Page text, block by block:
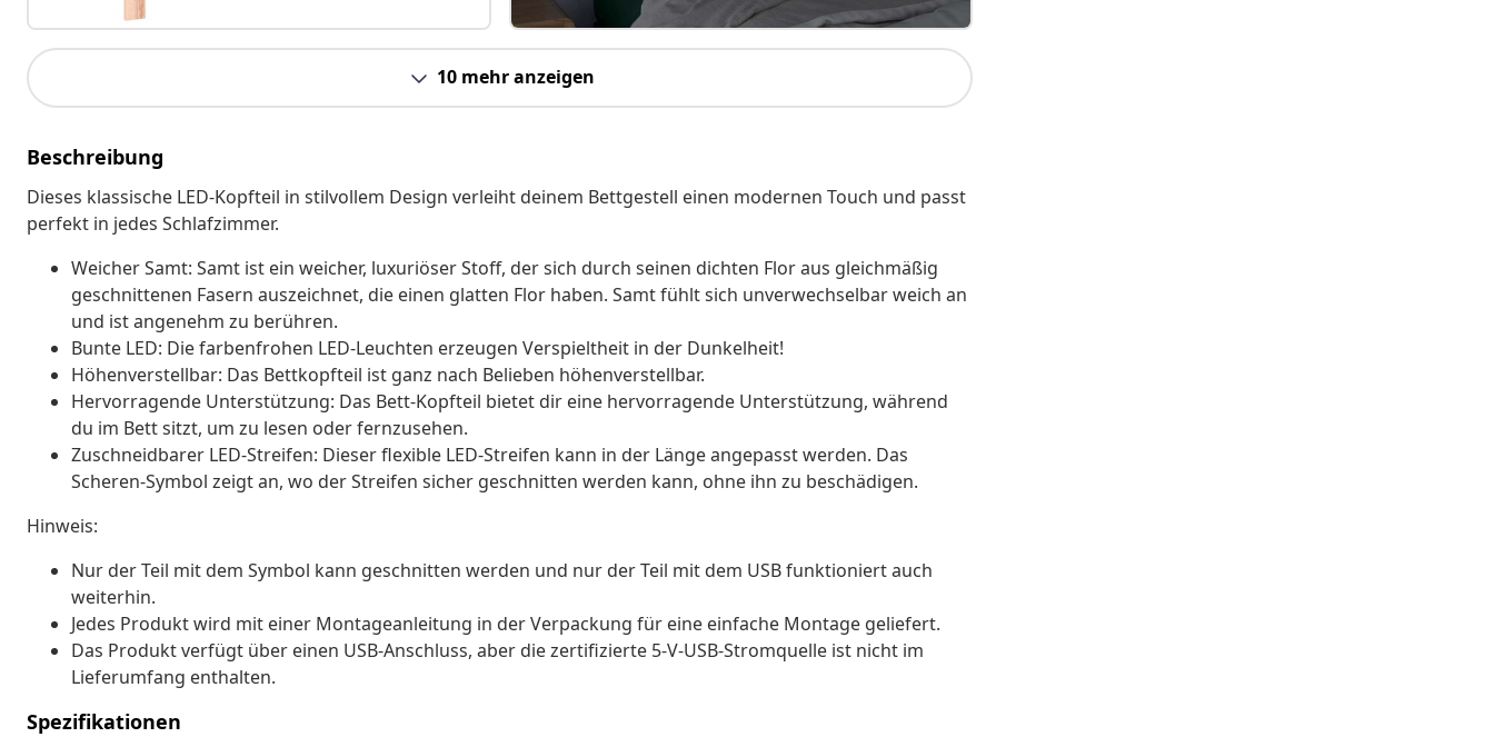
10 mehr anzeigen
Beschreibung
Dieses klassische LED-Kopfteil in stilvollem Design verleiht deinem Bettgestell einen modernen Touch und passt
perfekt in jedes Schlafzimmer.
Weicher Samt: Samt ist ein weicher, luxuriöser Stoff, der sich durch seinen dichten Flor aus gleichmäßig
geschnittenen Fasern auszeichnet, die einen glatten Flor haben. Samt fühlt sich unverwechselbar weich an
und ist angenehm zu berühren.
Bunte LED: Die farbenfrohen LED-Leuchten erzeugen Verspieltheit in der Dunkelheit!
Höhenverstellbar: Das Bettkopfteil ist ganz nach Belieben höhenverstellbar.
Hervorragende Unterstützung: Das Bett-Kopfteil bietet dir eine hervorragende Unterstützung, während
du im Bett sitzt, um zu lesen oder fernzusehen.
Zuschneidbarer LED-Streifen: Dieser flexible LED-Streifen kann in der Länge angepasst werden. Das
Scheren-Symbol zeigt an, wo der Streifen sicher geschnitten werden kann, ohne ihn zu beschädigen.
Hinweis:
Nur der Teil mit dem Symbol kann geschnitten werden und nur der Teil mit dem USB funktioniert auch
weiterhin.
Jedes Produkt wird mit einer Montageanleitung in der Verpackung für eine einfache Montage geliefert.
Das Produkt verfügt über einen USB-Anschluss, aber die zertifizierte 5-V-USB-Stromquelle ist nicht im
Lieferumfang enthalten.
Spezifikationen